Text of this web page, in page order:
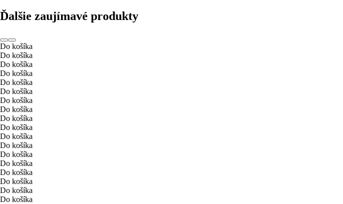
Ďalšie zaujímavé produkty
Do košíka
Do košíka
Do košíka
Do košíka
Do košíka
Do košíka
Do košíka
Do košíka
Do košíka
Do košíka
Do košíka
Do košíka
Do košíka
Do košíka
Do košíka
Do košíka
Do košíka
Do košíka